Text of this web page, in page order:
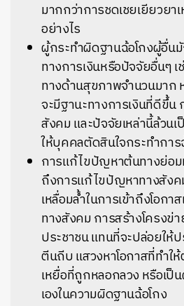
มากกว่าการชดเชยเยียวยา
อย่างไร
ผู้กระทำผิดฐานฉ้อโกงผู้อื่น
ทางการเงินหรือปัจจัยอื่นๆ
ทางด้านสุขภาพจำนวนมาก
จะมีฐานะทางการเงินที่ดีขึ้
สังคม และปัจจัยเหล่านี้ล้วน
ให้บุคคลตัดสินใจกระทำกา
การแก้ไขปัญหาต้นทางย่อ
ถึงการแก้ไขปัญหาทางสัง
เหลื่อมล้ำในการเข้าถึงโอก
ทางสังคม การสร้างโครงข่
ประชาชน แทนที่จะปล่อยให้
ตีนถีบ แสวงหาโอกาสที่ทำใ
เหยื่อที่ถูกหลอกลวง หรือเป็
เองในความผิดฐานฉ้อโกง